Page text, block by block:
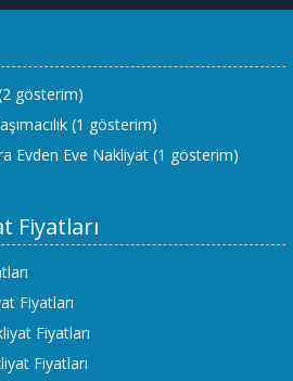
gösterim)
(1 gösterim)
Evden Eve Nakliyat (1 gösterim)
Fiyatları
Fiyatları
Fiyatları
Fiyatları